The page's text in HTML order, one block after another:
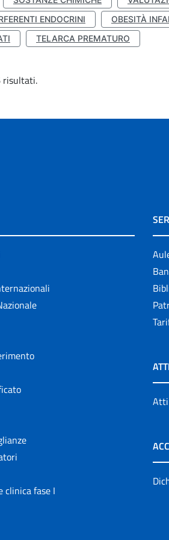
ENDOCRINI OBESITÀ
TELARCA PREMATURO
risultati.
clinica fase I
Atti